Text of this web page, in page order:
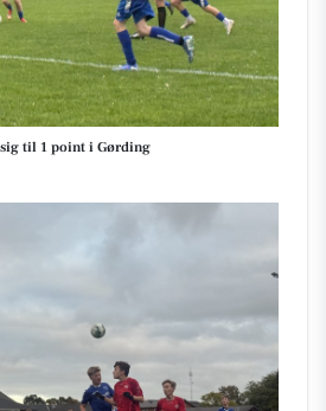
til 1 point i Gørding